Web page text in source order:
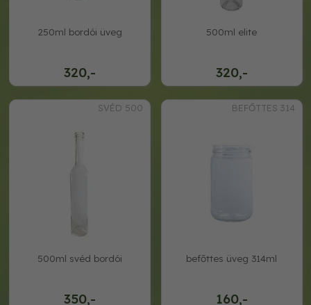
320,-
250ml bordói üveg
320,-
500ml elite
SVÉD 500
350,-
500ml svéd bordói
BEFŐTTES 314
160,-
befőttes üveg 314ml